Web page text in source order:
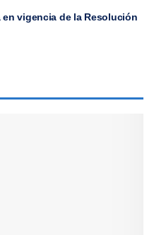
vigencia de la Resolución